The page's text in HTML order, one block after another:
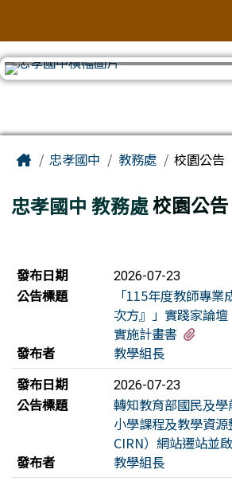
Home忠孝國中 教務處 校園公告
忠孝國中 教務處校園公告
新聞列表
發布日期 2026-07-23
公告標題
「115年度教師專
次方』」實踐家論壇
實施計畫書
發布者
教學組長
發布日期
2026-07-23
公告標題
轉知教育部國民及
小學課程及教學資
CIRN）網站遷站並
發布者
教學組長